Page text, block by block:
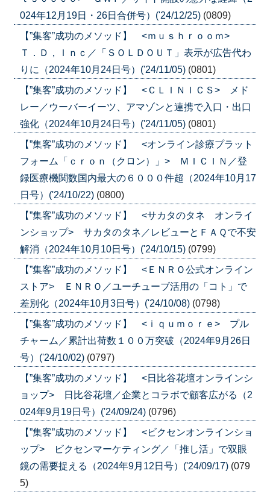
024年12月19日・26日合併号）('24/12/25) (0809)
【”集客”成功のメソッド】 <ｍｕｓｈｒｏｏｍ>
Ｔ．Ｄ，Ｉｎｃ／「ＳＯＬＤＯＵＴ」表示が広告代わ
りに（2024年10月24日号）('24/11/05) (0801)
【”集客”成功のメソッド】 <ＣＬＩＮＩＣＳ> メド
レー／ウーバーイーツ、アマゾンと連携で入口・出口
強化（2024年10月24日号）('24/11/05) (0801)
【”集客”成功のメソッド】 <オンライン診療プラット
フォーム「ｃｒｏｎ（クロン）」> ＭＩＣＩＮ／登
録医療機関数国内最大の６０００件超（2024年10月17
日号）('24/10/22) (0800)
【”集客”成功のメソッド】 <サカタのタネ オンライ
ンショップ> サカタのタネ／レビューとＦＡＱで不安
解消（2024年10月10日号）('24/10/15) (0799)
【”集客”成功のメソッド】 <ＥＮＲＯ公式オンライン
ストア> ＥＮＲＯ／ユーチューブ活用の「コト」で
差別化（2024年10月3日号）('24/10/08) (0798)
【”集客”成功のメソッド】 <ｉｑｕｍｏｒｅ> プル
チャーム／累計出荷数１００万突破（2024年9月26日
号）('24/10/02) (0797)
【”集客”成功のメソッド】 <日比谷花壇オンラインシ
ョップ> 日比谷花壇／企業とコラボで顧客広がる（2
024年9月19日号）('24/09/24) (0796)
【”集客”成功のメソッド】 <ビクセンオンラインショ
ップ> ビクセンマーケティング／「推し活」で双眼
鏡の需要捉える（2024年9月12日号）('24/09/17) (079
5)